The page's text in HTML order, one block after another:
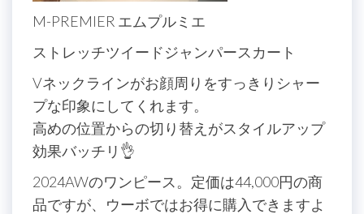
M-PREMIER エムプルミエ
ストレッチツイードジャンパースカート
Vネックラインがお顔周りをすっきりシャー
プな印象にしてくれます。
高めの位置からの切り替えがスタイルアップ
効果バッチリ👌
2024AWのワンピース。定価は44,000円の商
品ですが、ウーボではお得に購入できますよ